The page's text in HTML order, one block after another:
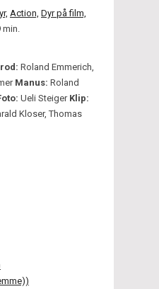
Action, Dyr på film,
min.
Roland Emmerich,
Manus: Roland
Ueli Steiger Klip:
Kloser, Thomas